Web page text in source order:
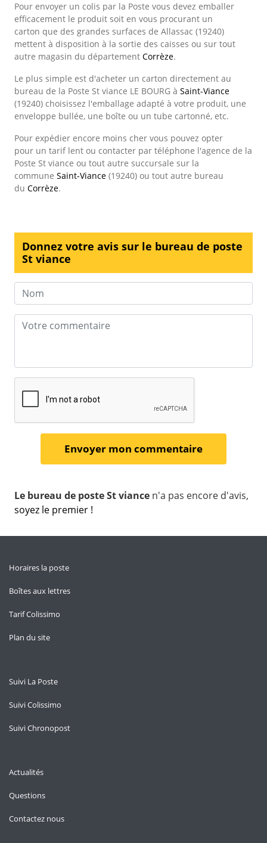
Pour envoyer un colis par la Poste vous devez emballer
efficacement le produit soit en vous procurant un
carton que des grandes surfaces de Allassac (19240)
mettent à disposition à la sortie des caisses ou sur tout
autre magasin du département Corrèze.
Le plus simple est d'acheter un carton directement au
bureau de la Poste St viance LE BOURG à Saint-Viance
(19240) choisissez l'emballage adapté à votre produit, une
enveloppe bullée, une boîte ou un tube cartonné, etc.
Pour expédier encore moins cher vous pouvez opter
pour un tarif lent ou contacter par téléphone l'agence de la
Poste St viance ou tout autre succursale sur la
commune Saint-Viance (19240) ou tout autre bureau
du Corrèze.
Donnez votre avis sur le bureau de poste
St viance
Le bureau de poste St viance n'a pas encore d'avis,
soyez le premier !
Horaires la poste
Boîtes aux lettres
Tarif Colissimo
Plan du site
Suivi La Poste
Suivi Colissimo
Suivi Chronopost
Actualités
Questions
Contactez nous